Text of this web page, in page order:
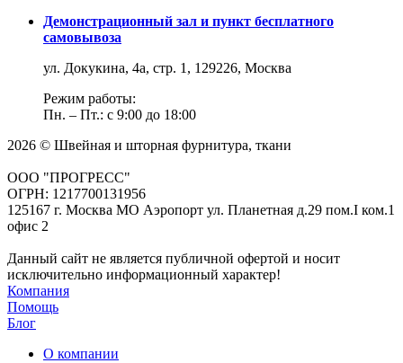
Демонстрационный зал и пункт бесплатного
самовывоза
ул. Докукина, 4а, стр. 1, 129226, Москва
Режим работы:
Пн. – Пт.: с 9:00 до 18:00
2026 © Швейная и шторная фурнитура, ткани
ООО "ПРОГРЕСС"
ОГРН: 1217700131956
125167 г. Москва МО Аэропорт ул. Планетная д.29 пом.I ком.1
офис 2
Данный сайт не является публичной офертой и носит
исключительно информационный характер!
Компания
Помощь
Блог
О компании